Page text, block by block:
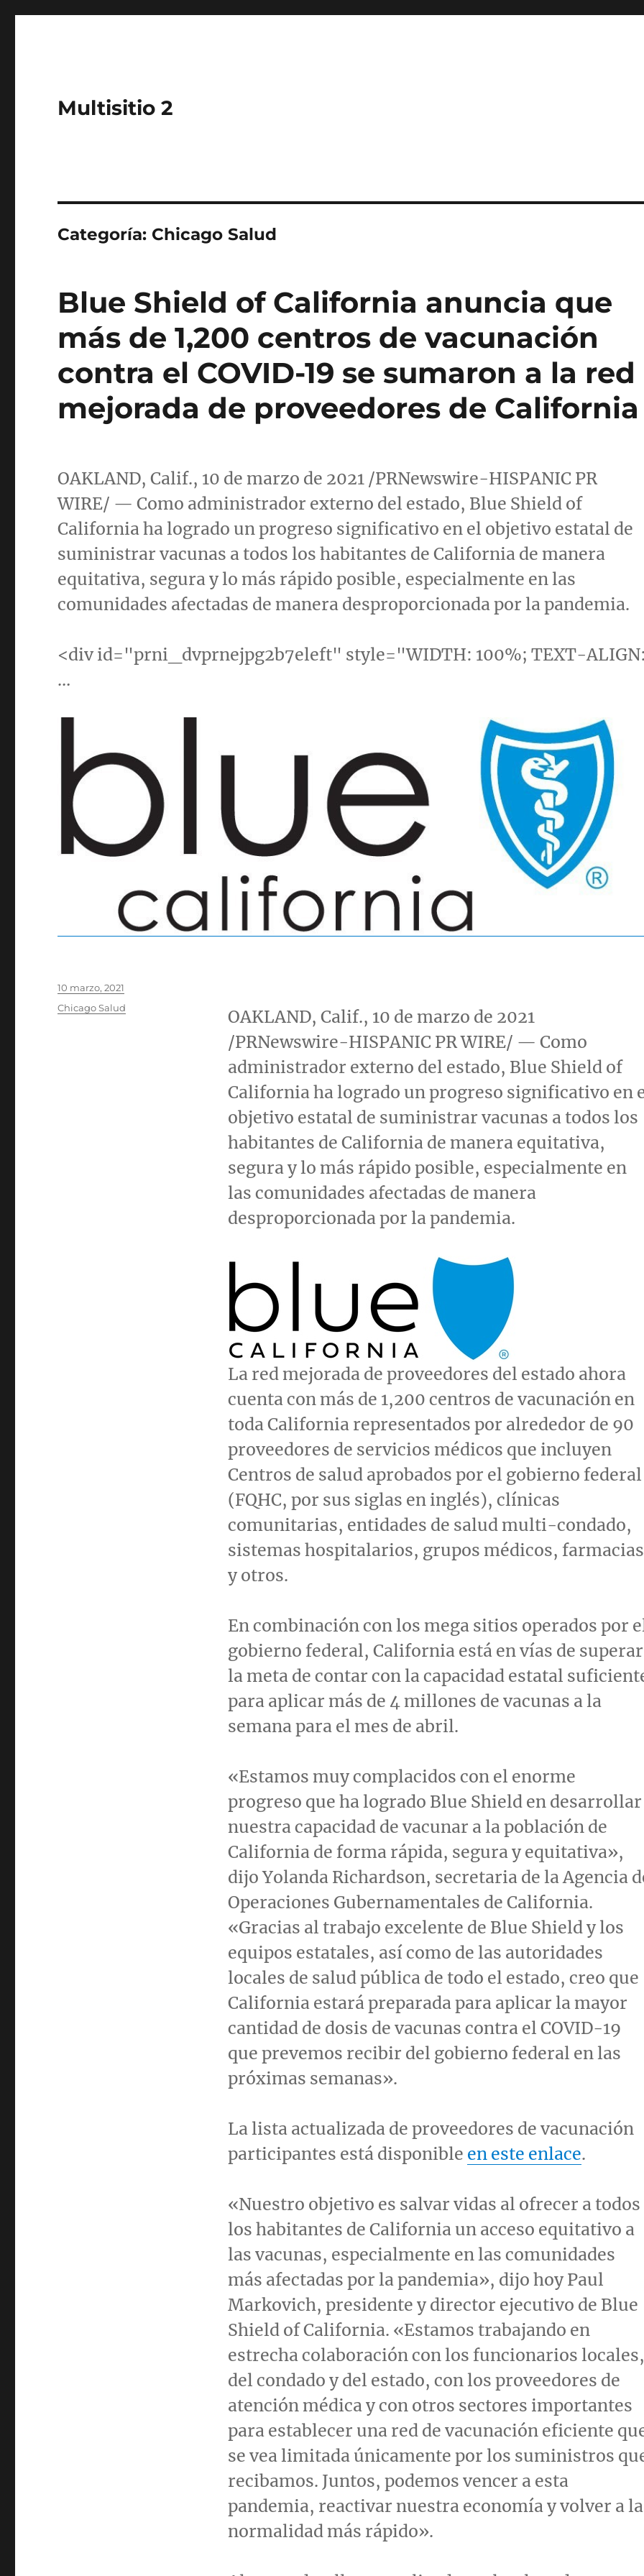
Multisitio 2
Categoría: Chicago Salud
Blue Shield of California anuncia que
más de 1,200 centros de vacunación
contra el COVID-19 se sumaron a la red
mejorada de proveedores de California
OAKLAND, Calif., 10 de marzo de 2021 /PRNewswire-HISPANIC PR
WIRE/ — Como administrador externo del estado, Blue Shield of
Californiaha logrado un progreso significativo en el objetivo estatal de
suministrar vacunas a todos los habitantes deCalifornia de manera
equitativa, segura y lo más rápido posible, especialmente en las
comunidades afectadas de manera desproporcionada por la pandemia.
<div id="prni_dvprnejpg2b7eleft" style="WIDTH: 100%; TEXT-ALIGN:
…
OAKLAND, Calif., 10 de marzo de 2021
/PRNewswire-HISPANIC PR WIRE/ — Como
administrador externo del estado, Blue Shield of
Californiaha logrado un progreso significativo en
objetivo estatal de suministrar vacunas a todos los
habitantes de Californiade manera equitativa,
segura y lo más rápido posible, especialmente en
las comunidades afectadas de manera
desproporcionada por la pandemia.
La red mejorada de proveedores del estado ahora
cuenta con más de 1,200 centros de vacunación en
todaCaliforniarepresentados por alrededor de 90
proveedores de servicios médicos que incluyen
Centros de salud aprobados por el gobierno federal
(FQHC, por sus siglas en inglés), clínicas
comunitarias, entidades de salud multi-condado,
sistemas hospitalarios, grupos médicos, farmacias
y otros.
En combinación con los mega sitios operados por
gobierno federal, Californiaestá en vías de superar
la meta de contar con la capacidad estatal
para aplicar más de 4 millones de vacunas a la
semana para el mes de abril.
«Estamos muy complacidos con el enorme
progreso que ha logrado Blue Shield en desarrollar
nuestra capacidad de vacunar a la población de
Californiade forma rápida, segura y equitativa»,
dijoYolanda Richardson, secretaria de la Agencia
Operaciones Gubernamentales de California.
«Gracias al trabajo excelente de Blue Shield y los
equipos estatales, así como de las autoridades
locales de salud pública de todo el estado, creo que
Californiaestará preparada para aplicar la mayor
cantidad de dosis de vacunas contra el COVID-19
que prevemos recibir del gobierno federal en las
próximas semanas».
La lista actualizada de proveedores de vacunación
participantes está disponible en este enlace.
«Nuestro objetivo es salvar vidas al ofrecer a todos
los habitantes de Californiaun acceso equitativo a
las vacunas, especialmente en las comunidades
más afectadas por la pandemia», dijo hoy Paul
Markovich, presidente y director ejecutivo de Blue
Shield ofCalifornia. «Estamos trabajando en
estrecha colaboración con los funcionarios locales,
del condado y del estado, con los proveedores de
atención médica y con otros sectores importantes
para establecer una red de vacunación eficiente
se vea limitada únicamente por los suministros
recibamos. Juntos, podemos vencer a esta
pandemia, reactivar nuestra economía y volver a la
normalidad más rápido».
Publicado
el
10 marzo, 2021
Categorías
Chicago Salud